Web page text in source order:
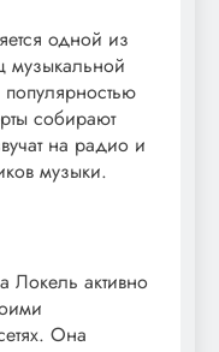
одной из
музыкальной
собирают
на радио и
музыки.
Локель активно
Она